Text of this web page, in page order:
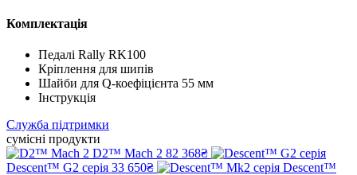
Комплектація
Педалі Rally RK100
Кріплення для шипів
Шайби для Q-коефіцієнта 55 мм
Інструкція
Служба підтримки
сумісні продукти
D2™ Mach 2 82 368₴
Descent™ G2 серія 33 650₴
Descent™